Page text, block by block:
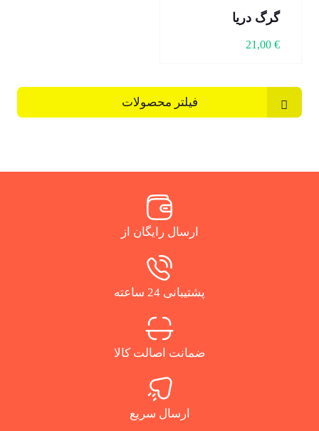
گرگ دریا
21,00 €
فیلتر محصولات
ارسال رایگان از
پشتیبانی 24 ساعته
ضمانت اصالت کالا
ارسال سریع